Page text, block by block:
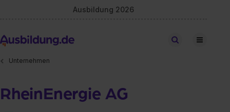
Ausbildung 2026
Stellen finden
Unternehmen
RheinEnergie AG